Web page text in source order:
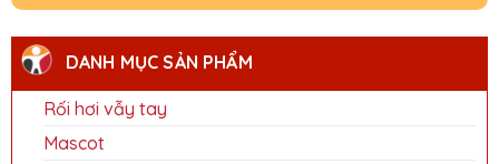
DANH MỤC SẢN PHẨM
Rối hơi vẫy tay
Mascot